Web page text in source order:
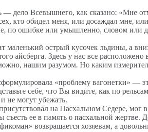
дело Всевышнего, как сказано: «Мне
кто обидел меня, или досаждал мне,
по ошибке или умышленно, словом или
маленький острый кусочек льдины, а
айсберга. Здесь у нас все расположено
нашим разумом. Но каким
«проблему вагонетки» —
себе, что Вы видите, как по
не могут убежать.
на Пасхальном Седере,
ее в память о пасхальной жертве.
возвращается хозяевам, а